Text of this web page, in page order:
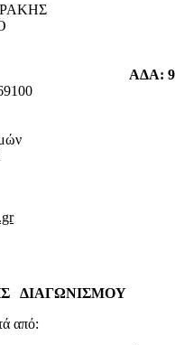
ΑΔΑ:
ΔΙΑΓΩΝΙΣΜΟΥ
από: